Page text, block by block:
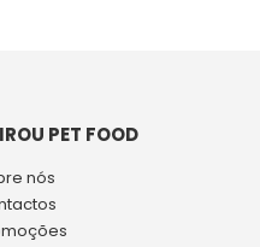
PET FOOD
nós